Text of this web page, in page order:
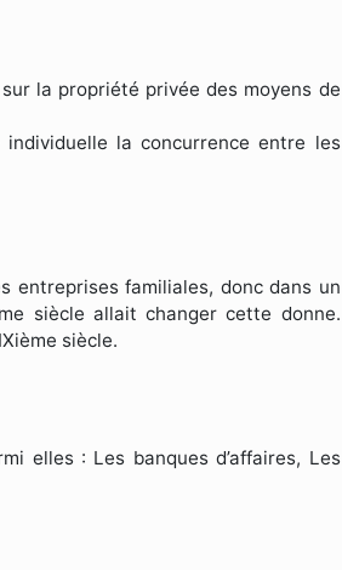
la propriété privée des moyens de
la concurrence entre les
entreprises familiales, donc dans un
siècle allait changer cette donne.
siècle.
elles : Les banques d’affaires, Les